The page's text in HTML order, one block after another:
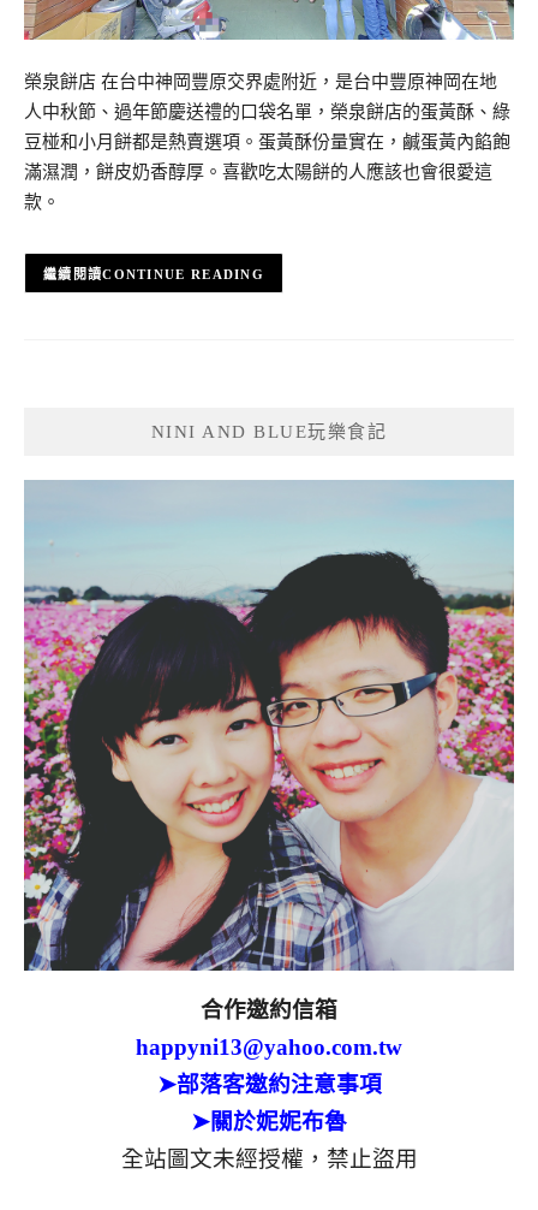
榮泉餅店 在台中神岡豐原交界處附近，是台中豐原神岡在地
人中秋節、過年節慶送禮的口袋名單，榮泉餅店的蛋黃酥、綠
豆椪和小月餅都是熱賣選項。蛋黃酥份量實在，鹹蛋黃內餡飽
滿濕潤，餅皮奶香醇厚。喜歡吃太陽餅的人應該也會很愛這
款。
CONTINUE READING
NINI AND BLUE玩樂食記
合作邀約信箱
happyni13@yahoo.com.tw
➤部落客邀約注意事項
➤關於妮妮布魯
全站圖文未經授權，禁止盜用